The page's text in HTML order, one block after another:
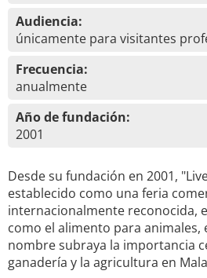
Audiencia:
únicamente para visitantes
Frecuencia:
anualmente
Año de fundación:
2001
Desde su fundación en 2001,
establecido como una feria
internacionalmente reconocida,
como el alimento para animales,
nombre subraya la importancia
ganadería y la agricultura en